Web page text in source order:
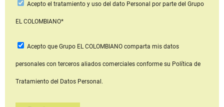
Acepto el tratamiento y uso del dato Personal por parte del Grupo
EL COLOMBIANO*
Acepto que Grupo EL COLOMBIANOcomparta mis datos
personales con terceros aliados comerciales conforme su Política de
Tratamiento del Datos Personal.